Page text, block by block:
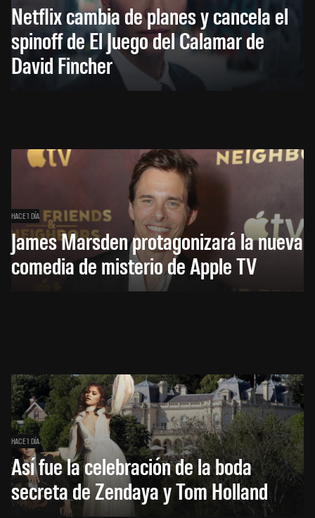
Netflix cambia de planes y cancela el
spinoff de El Juego del Calamar de
David Fincher
HACE 1 DÍA
James Marsden protagonizará la nueva
comedia de misterio de Apple TV
HACE 1 DÍA
Así fue la celebración de la boda
secreta de Zendaya y Tom Holland